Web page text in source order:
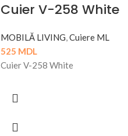
Cuier V-258 White
MOBILĂ LIVING,Cuiere ML
525 MDL
Cuier V-258 White